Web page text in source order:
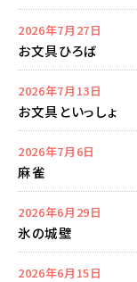
2026年7月27日
お文具ひろば
2026年7月13日
お文具といっしょ
2026年7月6日
麻雀
2026年6月29日
氷の城壁
2026年6月15日